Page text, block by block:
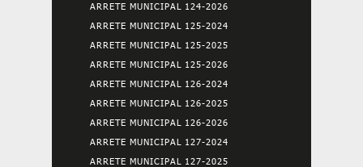
ARRETE MUNICIPAL 124-2026
ARRETE MUNICIPAL 125-2024
ARRETE MUNICIPAL 125-2025
ARRETE MUNICIPAL 125-2026
ARRETE MUNICIPAL 126-2024
ARRETE MUNICIPAL 126-2025
ARRETE MUNICIPAL 126-2026
ARRETE MUNICIPAL 127-2024
ARRETE MUNICIPAL 127-2025